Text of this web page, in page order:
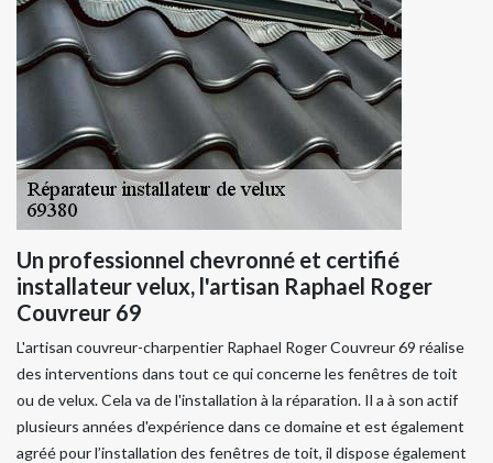
Un professionnel chevronné et certifié
installateur velux, l'artisan Raphael Roger
Couvreur 69
L'artisan couvreur-charpentier Raphael Roger Couvreur 69 réalise
des interventions dans tout ce qui concerne les fenêtres de toit
ou de velux. Cela va de l'installation à la réparation. Il a à son actif
plusieurs années d'expérience dans ce domaine et est également
agréé pour l’installation des fenêtres de toit, il dispose également